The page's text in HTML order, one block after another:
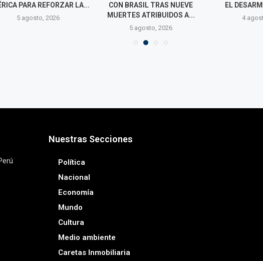
PARA REFORZAR LA...
5 agosto, 2026
CON BRASIL TRAS NUEVE
MUERTES ATRIBUIDOS A...
5 agosto, 2026
EL
4
Nuestras Secciones
Política
Nacional
Economía
Mundo
Cultura
Medio ambiente
Caretas Inmobiliaria